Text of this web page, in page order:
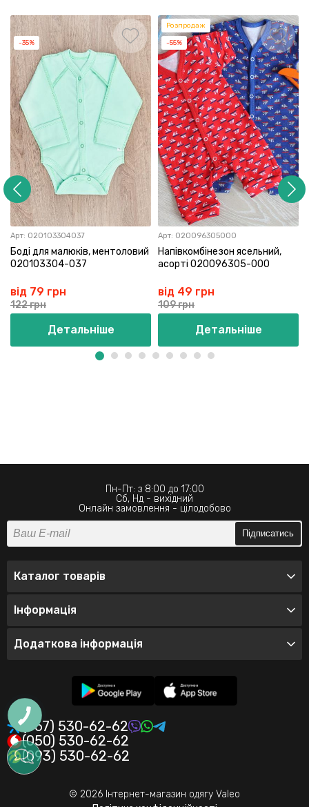
-35%
Арт: 020103304037
Боді для малюків, ментоловий
020103304-037
від 79 грн
122 грн
Детальніше
Розпродаж
-55%
Арт: 020096305000
Напівкомбінезон ясельний,
асорті 020096305-000
від 49 грн
109 грн
Детальніше
Пн-Пт: з 8:00 до 17:00
Сб, Нд - вихідний
Онлайн замовлення - цілодобово
Підписатись
Каталог товарів
Інформація
Додаткова інформація
(067) 530-62-62
(050) 530-62-62
(093) 530-62-62
© 2026 Інтернет-магазин одягу Valeo